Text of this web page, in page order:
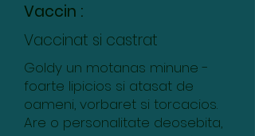
Vaccin :
Vaccinat si castrat
Goldy un motanas minune -
foarte lipicios si atasat de
oameni, vorbaret si torcacios.
Are o personalitate deosebita,